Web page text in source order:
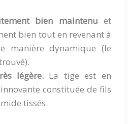
bien maintenu et
bien tout en revenant à
manière dynamique (le
légère. La tige est en
constituée de fils
tissés.